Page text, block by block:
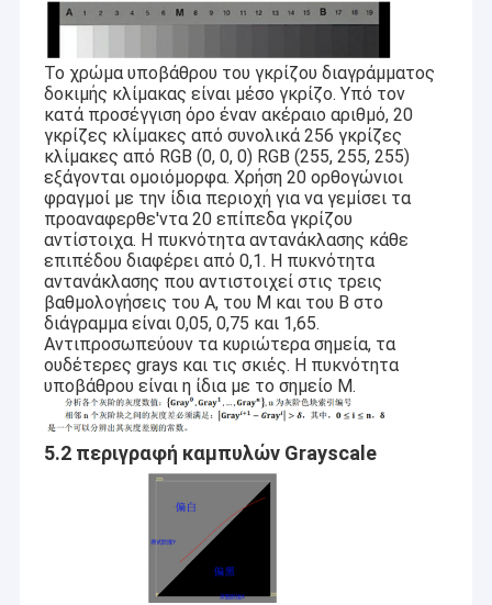
Το χρώμα υποβάθρου του γκρίζου διαγράμματος
δοκιμής κλίμακας είναι μέσο γκρίζο. Υπό τον
κατά προσέγγιση όρο έναν ακέραιο αριθμό, 20
γκρίζες κλίμακες από συνολικά 256 γκρίζες
κλίμακες από RGB (0, 0, 0) RGB (255, 255, 255)
εξάγονται ομοιόμορφα. Χρήση 20 ορθογώνιοι
φραγμοί με την ίδια περιοχή για να γεμίσει τα
προαναφερθε'ντα 20 επίπεδα γκρίζου
αντίστοιχα. Η πυκνότητα αντανάκλασης κάθε
επιπέδου διαφέρει από 0,1. Η πυκνότητα
αντανάκλασης που αντιστοιχεί στις τρεις
βαθμολογήσεις του Α, του Μ και του Β στο
διάγραμμα είναι 0,05, 0,75 και 1,65.
Αντιπροσωπεύουν τα κυριώτερα σημεία, τα
ουδέτερες grays και τις σκιές. Η πυκνότητα
υποβάθρου είναι η ίδια με το σημείο Μ.
5.2 περιγραφή καμπυλών Grayscale